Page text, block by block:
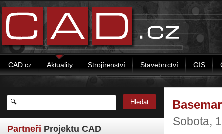
CAD.cz Aktuality Strojírenství Stavebnictví GIS
Partneři Projektu CAD
Sobota,